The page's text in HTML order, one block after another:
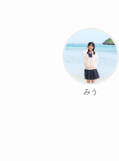
みう